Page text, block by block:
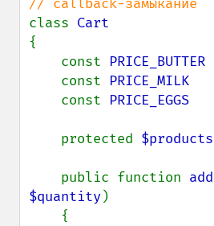
class
{
    const
PRICE_BUTTER
    const
PRICE_MILK
    const
PRICE_EGGS
    protected
$products
    public function
add
$quantity)